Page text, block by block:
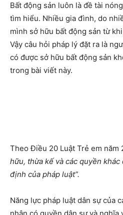
Bất động sản luôn là đề tài
tìm hiểu. Nhiều gia đình, do
mình sở hữu bất động sản từ
Vậy câu hỏi pháp lý đặt ra là
có được sở hữu bất động sản
trong bài viết này.
Theo Điều 20 Luật Trẻ em năm
hữu, thừa kế và các quyền
định của pháp luật”.
Năng lực pháp luật dân sự của